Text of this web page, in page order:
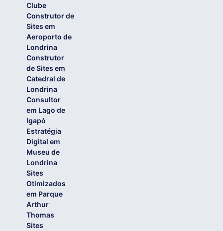
Clube
Construtor de
Sites em
Aeroporto de
Londrina
Construtor
de Sites em
Catedral de
Londrina
Consultor
em Lago de
Igapó
Estratégia
Digital em
Museu de
Londrina
Sites
Otimizados
em Parque
Arthur
Thomas
Sites